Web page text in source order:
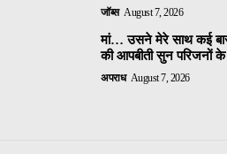
जॉब्स August 7, 2026
मां… उसने मेरे साथ कई बार
की आपबीती सुन परिजनों
अपराध August 7, 2026